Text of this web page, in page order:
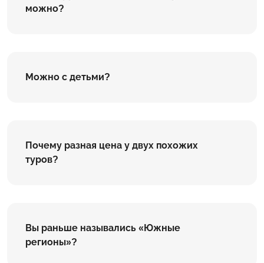
можно?
Можно с детьми?
Почему разная цена у двух похожих
туров?
Вы раньше назывались «Южные
регионы»?